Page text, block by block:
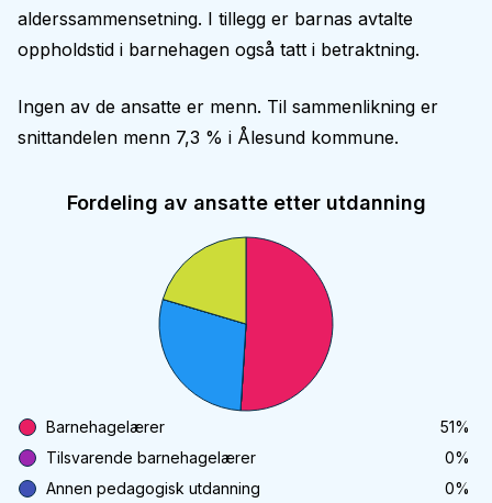
alderssammensetning. I tillegg er barnas avtalte
oppholdstid i barnehagen også tatt i betraktning.
Ingen av de ansatte er menn. Til sammenlikning er
snittandelen menn 7,3 % i Ålesund kommune.
Fordeling av ansatte etter utdanning
Barnehagelærer 51%
Tilsvarende barnehagelærer
0%
Annen pedagogisk utdanning
0%